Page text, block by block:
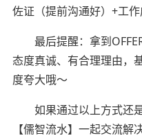
佐证（提前沟通好）+工
最后提醒：拿到
态度真诚、有合理理由，
度夸大哦～
如果通过以上方式还是
【儒智流水】一起交流解决